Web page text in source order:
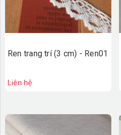
Ren trang trí (3 cm) - Ren01
Liên hệ